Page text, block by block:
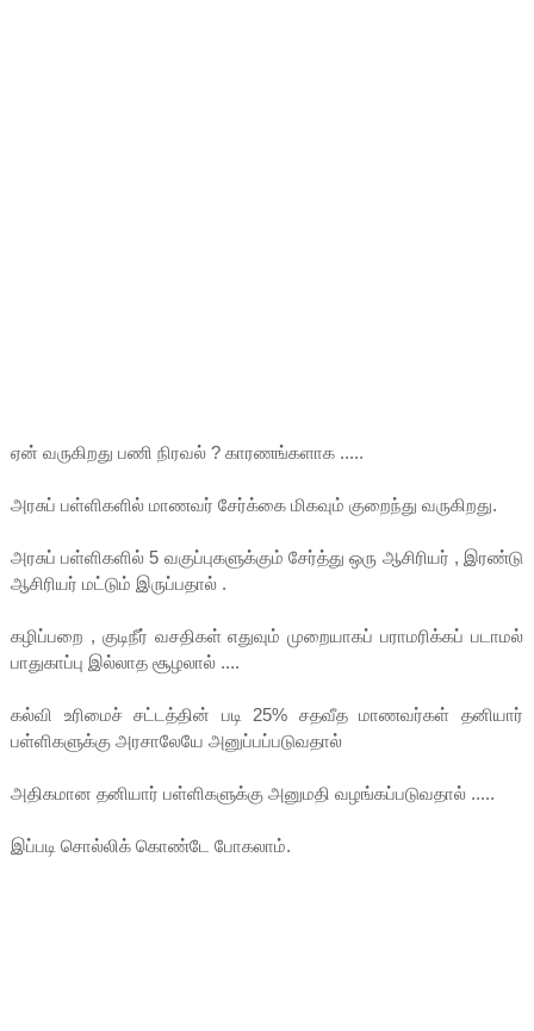
ஏன் வருகிறது பணி நிரவல் ? காரணங்களாக .....
அரசுப் பள்ளிகளில் மாணவர் சேர்க்கை மிகவும் குறைந்து வருகிறது.
அரசுப் பள்ளிகளில் 5 வகுப்புகளுக்கும் சேர்த்து ஒரு ஆசிரியர் , இரண்டு
ஆசிரியர் மட்டும் இருப்பதால் .
கழிப்பறை , குடிநீர் வசதிகள் எதுவும் முறையாகப் பராமரிக்கப் படாமல்
பாதுகாப்பு இல்லாத சூழலால் ....
கல்வி உரிமைச் சட்டத்தின் படி 25% சதவீத மாணவர்கள் தனியார்
பள்ளிகளுக்கு அரசாலேயே அனுப்பப்படுவதால்
அதிகமான தனியார் பள்ளிகளுக்கு அனுமதி வழங்கப்படுவதால் .....
இப்படி சொல்லிக் கொண்டே போகலாம்.